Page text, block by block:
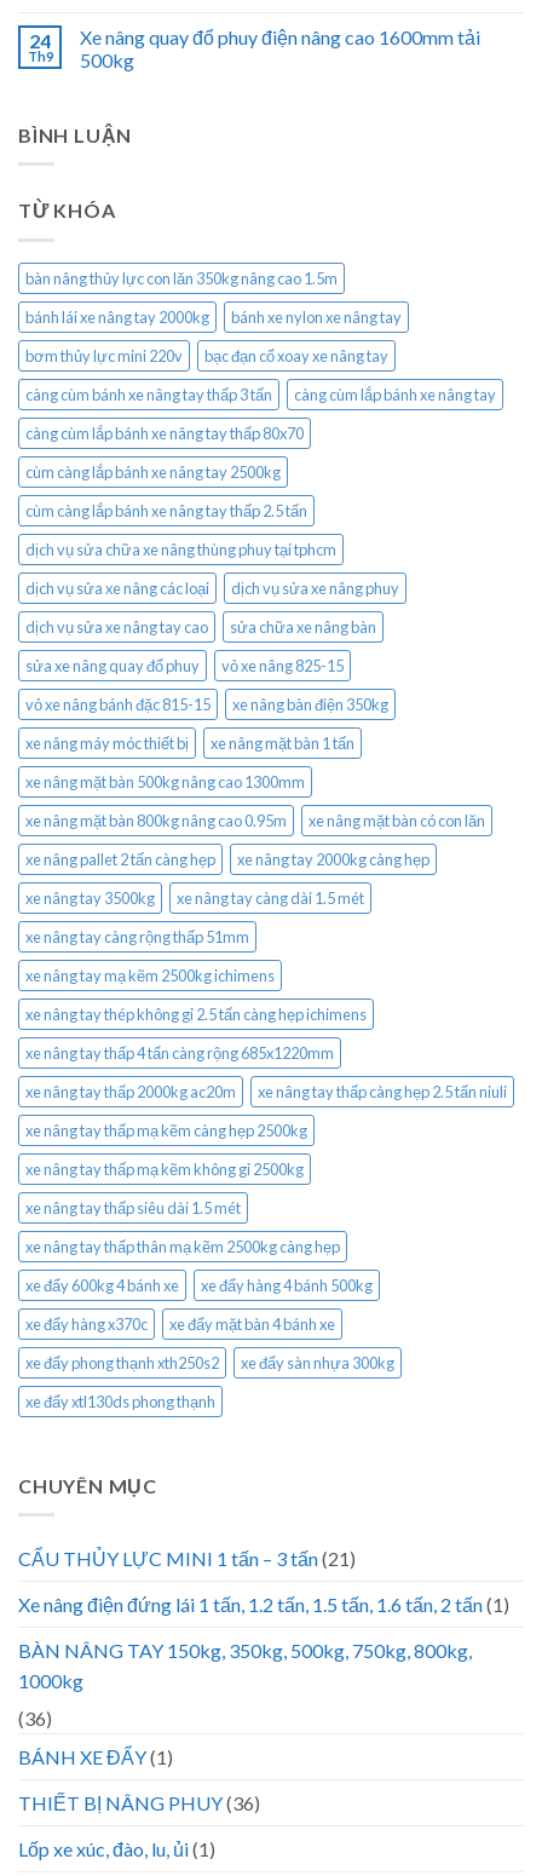
24
Th9
Xe nâng quay đổ phuy điện nâng cao 1600mm tải
500kg
BÌNH LUẬN
TỪ KHÓA
bàn nâng thủy lực con lăn 350kg nâng cao 1.5m
bánh lái xe nâng tay 2000kg
bánh xe nylon xe nâng tay
bơm thủy lực mini 220v
bạc đạn cổ xoay xe nâng tay
càng cùm bánh xe nâng tay thấp 3 tấn
càng cùm lắp bánh xe nâng tay
càng cùm lắp bánh xe nâng tay thấp 80x70
cùm càng lắp bánh xe nâng tay 2500kg
cùm càng lắp bánh xe nâng tay thấp 2.5 tấn
dịch vụ sửa chữa xe nâng thùng phuy tại tphcm
dịch vụ sửa xe nâng các loại
dịch vụ sửa xe nâng phuy
dịch vụ sửa xe nâng tay cao
sửa chữa xe nâng bàn
sửa xe nâng quay đổ phuy
vỏ xe nâng 825-15
vỏ xe nâng bánh đặc 815-15
xe nâng bàn điện 350kg
xe nâng máy móc thiết bị
xe nâng mặt bàn 1 tấn
xe nâng mặt bàn 500kg nâng cao 1300mm
xe nâng mặt bàn 800kg nâng cao 0.95m
xe nâng mặt bàn có con lăn
xe nâng pallet 2 tấn càng hẹp
xe nâng tay 2000kg càng hẹp
xe nâng tay 3500kg
xe nâng tay càng dài 1.5 mét
xe nâng tay càng rộng thấp 51mm
xe nâng tay mạ kẽm 2500kg ichimens
xe nâng tay thép không gỉ 2.5 tấn càng hẹp ichimens
xe nâng tay thấp 4 tấn càng rộng 685x1220mm
xe nâng tay thấp 2000kg ac20m
xe nâng tay thấp càng hẹp 2.5 tấn niuli
xe nâng tay thấp mạ kẽm càng hẹp 2500kg
xe nâng tay thấp mạ kẽm không gỉ 2500kg
xe nâng tay thấp siêu dài 1.5 mét
xe nâng tay thấp thân mạ kẽm 2500kg càng hẹp
xe đẩy 600kg 4 bánh xe
xe đẩy hàng 4 bánh 500kg
xe đẩy hàng x370c
xe đẩy mặt bàn 4 bánh xe
xe đẩy phong thạnh xth250s2
xe đẩy sàn nhựa 300kg
xe đẩy xtl130ds phong thạnh
CHUYÊN MỤC
CẨU THỦY LỰC MINI 1 tấn – 3 tấn(21)
Xe nâng điện đứng lái 1 tấn, 1.2 tấn, 1.5 tấn, 1.6 tấn, 2 tấn(1)
BÀN NÂNG TAY 150kg, 350kg, 500kg, 750kg, 800kg,
1000kg
(36)
BÁNH XE ĐẨY(1)
THIẾT BỊ NÂNG PHUY(36)
Lốp xe xúc, đào, lu, ủi(1)